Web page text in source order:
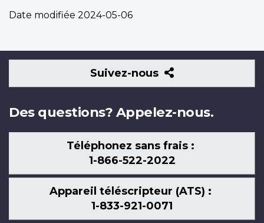
Date modifiée 2024-05-06
Suivez-nous
Suivez-
nous
Des questions? Appelez-nous.
Téléphonez sans frais :
1-866-522-2022
Appareil téléscripteur (ATS) :
1-833-921-0071